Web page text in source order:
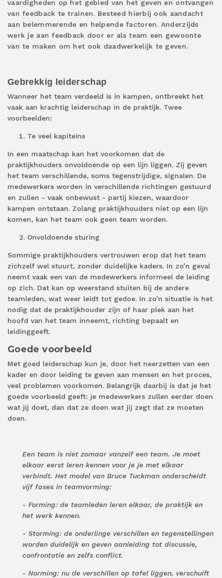
vaardigheden op het gebied van het geven en ontvangen
van feedback te trainen. Besteed hierbij ook aandacht
aan belemmerende en helpende factoren. Anderzijds
werk je aan feedback door er als team een gewoonte
van te maken om het ook daadwerkelijk te geven.
Gebrekkig leiderschap
Wanneer het team verdeeld is in kampen, ontbreekt het
vaak aan krachtig leiderschap in de praktijk. Twee
voorbeelden:
Te veel kapiteins
In een maatschap kan het voorkomen dat de
praktijkhouders onvoldoende op een lijn liggen. Zij geven
het team verschillende, soms tegenstrijdige, signalen. De
medewerkers worden in verschillende richtingen gestuurd
en zullen - vaak onbewust - partij kiezen, waardoor
kampen ontstaan. Zolang praktijkhouders niet op een lijn
komen, kan het team ook geen team worden.
Onvoldoende sturing
Sommige praktijkhouders vertrouwen erop dat het team
zichzelf wel stuurt, zonder duidelijke kaders. In zo’n geval
neemt vaak een van de medewerkers informeel de leiding
op zich. Dat kan op weerstand stuiten bij de andere
teamleden, wat weer leidt tot gedoe. In zo’n situatie is het
nodig dat de praktijkhouder zijn of haar plek aan het
hoofd van het team inneemt, richting bepaalt en
leidinggeeft.
Goede voorbeeld
Met goed leiderschap kun je, door het neerzetten van een
kader en door leiding te geven aan mensen en het proces,
veel problemen voorkomen. Belangrijk daarbij is dat je het
goede voorbeeld geeft: je medewerkers zullen eerder doen
wat jij doet, dan dat ze doen wat jij zegt dat ze moeten
doen.
Een team is niet zomaar vanzelf een team. Je moet
elkaar eerst leren kennen voor je je met elkaar
verbindt. Het model van Bruce Tuckman onderscheidt
vijf fases in teamvorming:
- Forming: de teamleden leren elkaar, de praktijk en
het werk kennen.
- Storming: de onderlinge verschillen en tegenstellingen
worden duidelijk en geven aanleiding tot discussie,
confrontatie en zelfs conflict.
- Norming: nu de verschillen op tafel liggen, verschuift